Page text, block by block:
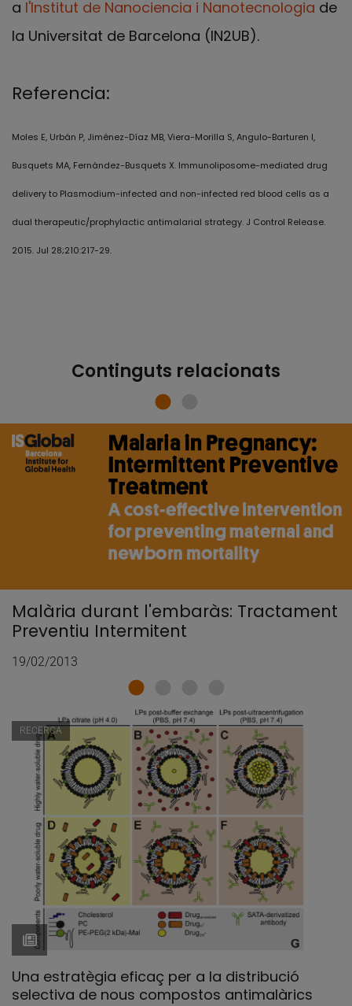
a l'Institut de Nanociencia i Nanotecnologia de
la Universitat de Barcelona (IN2UB).
Referencia:
Moles E, Urbán P, Jiménez-Díaz MB, Viera-Morilla S, Angulo-Barturen I,
Busquets MA, Fernàndez-Busquets X. Immunoliposome-mediated drug
delivery to Plasmodium-infected and non-infected red blood cells as a
dual therapeutic/prophylactic antimalarial strategy. J Control Release.
2015. Jul 28;210:217-29.
Continguts relacionats
Malària durant l'embaràs: Tractament
Preventiu Intermitent
19/02/2013
RECERCA
Una estratègia eficaç per a la distribució
selectiva de nous compostos antimalàrics